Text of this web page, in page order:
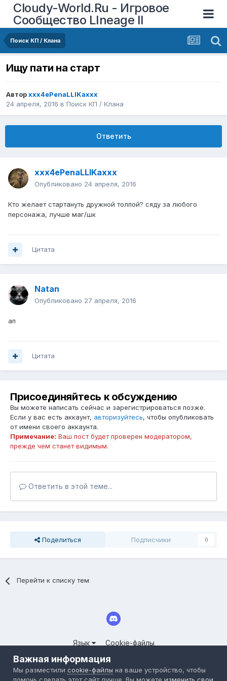
Cloudy-World.Ru - Игровое
Сообщество LIneage II
Поиск КП / Клана
Ищу пати на старт
Авторxxx4ePenaLLIKaxxx
24 апреля, 2016 в Поиск КП / Клана
Ответить
xxx4ePenaLLIKaxxx
Опубликовано 24 апреля, 2016
Кто желает стартануть дружной толпой? сяду за любого
персонажа, лучше маг/шк
Цитата
Natan
Опубликовано 27 апреля, 2016
ап
Цитата
Присоединяйтесь к обсуждению
Вы можете написать сейчас и зарегистрироваться позже.
Если у вас есть аккаунт, авторизуйтесь, чтобы опубликовать
от имени своего аккаунта.
Примечание: Ваш пост будет проверен модератором,
прежде чем станет видимым.
Ответить в этой теме...
Поделиться Подписчики 0
Перейти к списку тем
Язык Cookie-файлы
© 2025 СООБЩЕСТВО СЕРВЕРОВ LINEAGE II FORUM.CLOUDY-
WORLD.RU
Powered by Invision Community
Важная информация
Мы разместилиcookie-файлы на ваше устройство, чтобы